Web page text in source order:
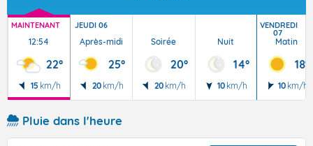
MAINTENANT
12:54
22°
15 km/h
JEUDI 06
Après-midi
25°
20 km/h
Soirée
20°
20 km/h
Nuit
14°
10 km/h
VENDREDI
07
Matin
18°
10 km/h
Pluie dans l'heure